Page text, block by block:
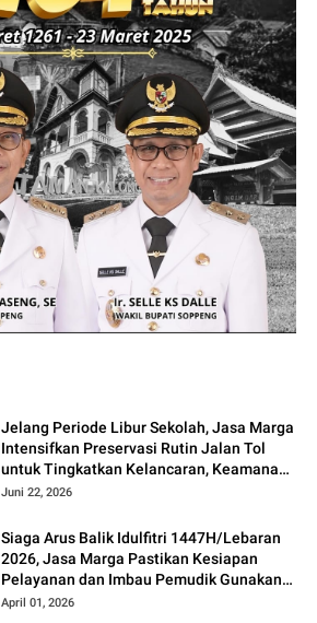
Jelang Periode Libur Sekolah, Jasa Marga
Intensifkan Preservasi Rutin Jalan Tol
untuk Tingkatkan Kelancaran, Keamanan
dan Kenyamanan Perjalanan
Juni 22, 2026
Siaga Arus Balik Idulfitri 1447H/Lebaran
2026, Jasa Marga Pastikan Kesiapan
Pelayanan dan Imbau Pemudik Gunakan
Rest Area Alternatif
April 01, 2026